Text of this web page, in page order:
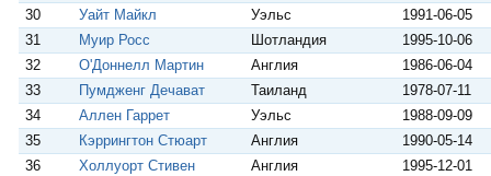
30
Уайт Майкл Уэльс
1991-06-05
31
Муир Росс Шотландия
1995-10-06
32
О'Доннелл Мартин Англия
1986-06-04
33
Пумдженг Дечават Таиланд
1978-07-11
34
Аллен Гаррет Уэльс
1988-09-09
35
Кэррингтон Стюарт Англия
1990-05-14
36
Холлуорт Стивен Англия
1995-12-01